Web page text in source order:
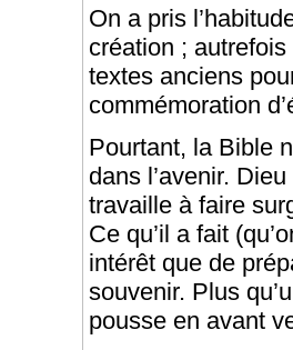
On a pris
création ;
textes anciens
commémoration
Pourtant, la Bible
dans l’avenir.
travaille à faire
Ce qu’il a fait
intérêt que de
souvenir. Plus
pousse en avant